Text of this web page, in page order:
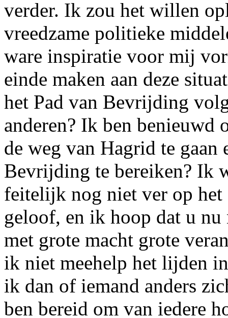
verder. Ik zou het willen
vreedzame politieke
ware inspiratie voor mij
einde maken aan deze
het Pad van Bevrijding
anderen? Ik ben
de weg van Hagrid te gaan
Bevrijding te bereiken? Ik
feitelijk nog niet ver op het
geloof, en ik hoop dat u
met grote macht grote
ik niet meehelp het lijden
ik dan of iemand anders
ben bereid om van iedere